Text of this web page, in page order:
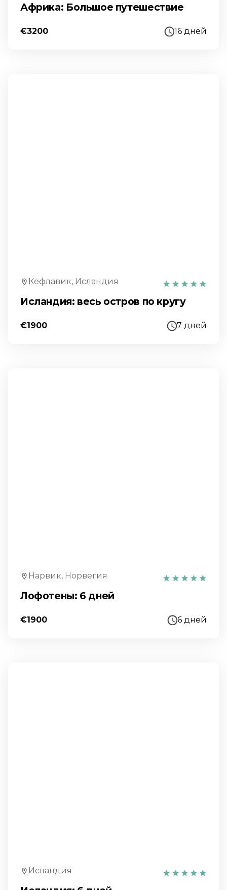
Африка: Большое путешествие
€3200 16 дней
Кефлавик, Исландия
Исландия: весь остров по кругу
€1900 7 дней
Нарвик, Норвегия
Лофотены: 6 дней
€1900 6 дней
Исландия